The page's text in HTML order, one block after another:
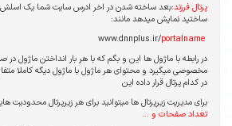
پرتال فرزند:بعد ساخته شدن در اخر ادرس سایت شما یک اسلش
ساختید نمایش میدهد مانند:
portalname
مخصوصی میگیرد و محتوای هر ماژول با ماژول دیگه کاملا
در کدام پرتال قرار داده این
برای مدیریت زیرپرتال ها میتوانید برای هر زیرپرتال محدودیت
تعداد صفحات و ...